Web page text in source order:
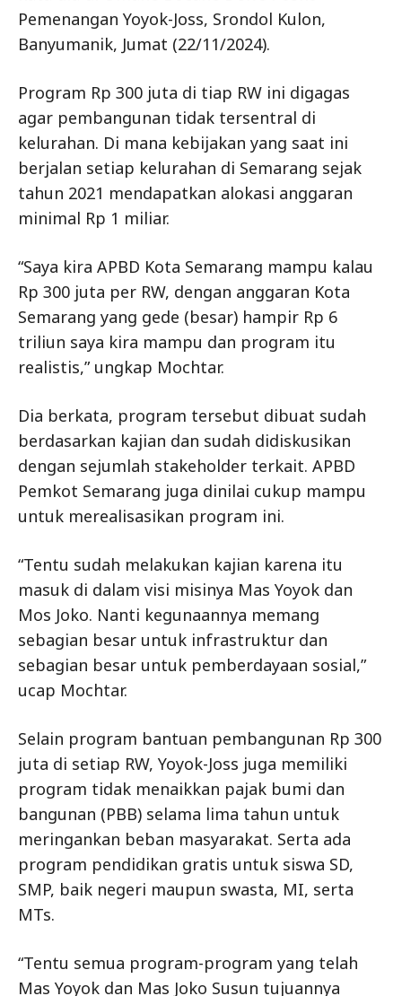
Pemenangan Yoyok-Joss, Srondol Kulon,
Banyumanik, Jumat (22/11/2024).
Program Rp 300 juta di tiap RW ini digagas
agar pembangunan tidak tersentral di
kelurahan. Di mana kebijakan yang saat ini
berjalan setiap kelurahan di Semarang sejak
tahun 2021 mendapatkan alokasi anggaran
minimal Rp 1 miliar.
“Saya kira APBD Kota Semarang mampu kalau
Rp 300 juta per RW, dengan anggaran Kota
Semarang yang gede (besar) hampir Rp 6
triliun saya kira mampu dan program itu
realistis,” ungkap Mochtar.
Dia berkata, program tersebut dibuat sudah
berdasarkan kajian dan sudah didiskusikan
dengan sejumlah stakeholder terkait. APBD
Pemkot Semarang juga dinilai cukup mampu
untuk merealisasikan program ini.
“Tentu sudah melakukan kajian karena itu
masuk di dalam visi misinya Mas Yoyok dan
Mos Joko. Nanti kegunaannya memang
sebagian besar untuk infrastruktur dan
sebagian besar untuk pemberdayaan sosial,”
ucap Mochtar.
Selain program bantuan pembangunan Rp 300
juta di setiap RW, Yoyok-Joss juga memiliki
program tidak menaikkan pajak bumi dan
bangunan (PBB) selama lima tahun untuk
meringankan beban masyarakat. Serta ada
program pendidikan gratis untuk siswa SD,
SMP, baik negeri maupun swasta, MI, serta
MTs.
“Tentu semua program-program yang telah
Mas Yoyok dan Mas Joko Susun tujuannya